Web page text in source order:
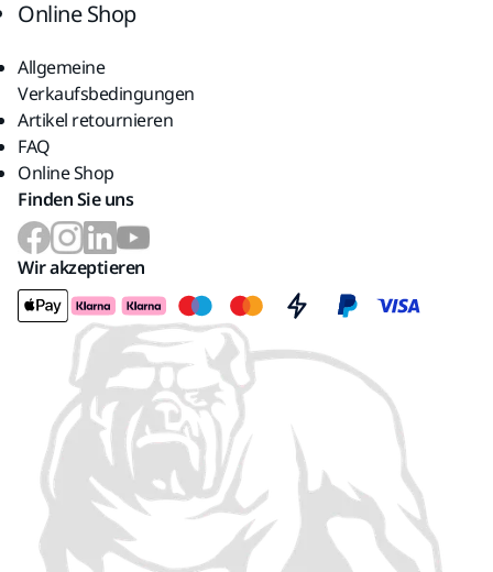
Online Shop
Allgemeine
Verkaufsbedingungen
Artikel retournieren
FAQ
Online Shop
Finden Sie uns
Wir akzeptieren